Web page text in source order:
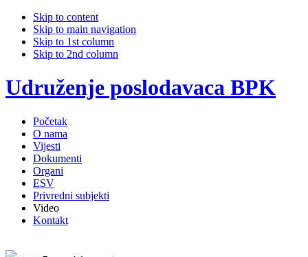
Skip to content
Skip to main navigation
Skip to 1st column
Skip to 2nd column
Udruženje poslodavaca BPK
Početak
O nama
Vijesti
Dokumenti
Organi
ESV
Privredni subjekti
Video
Kontakt